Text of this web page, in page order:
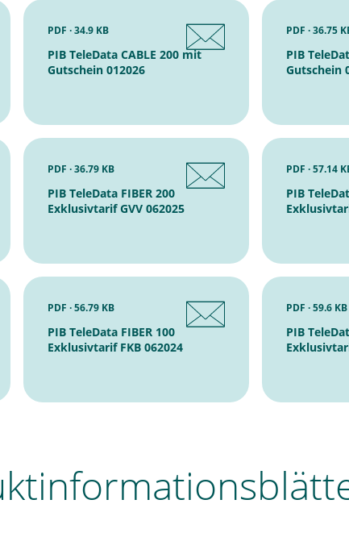
PIB TeleData CABLE 200 mit
Gutschein 012026
PDF · 34.9 KB
PIB
Gutschein
PDF · 36.75
PIB TeleData FIBER 200
Exklusivtarif GVV 062025
PDF · 36.79 KB
PIB
PDF · 57.14
PIB TeleData FIBER 100
Exklusivtarif FKB 062024
PDF · 56.79 KB
PIB
PDF · 59.6 KB